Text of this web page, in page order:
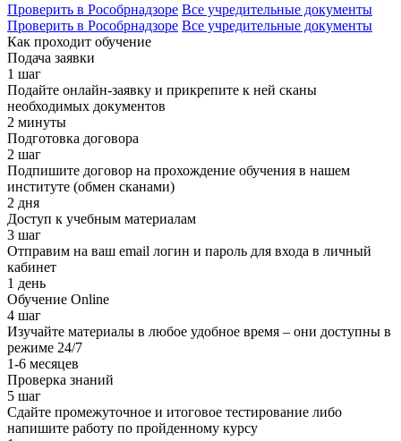
Проверить в Рособрнадзоре Все учредительные документы
Проверить в Рособрнадзоре Все учредительные документы
Как проходит обучение
Подача заявки
1 шаг
Подайте онлайн-заявку и прикрепите к ней сканы
необходимых документов
2 минуты
Подготовка договора
2 шаг
Подпишите договор на прохождение обучения в нашем
институте (обмен сканами)
2 дня
Доступ к учебным материалам
3 шаг
Отправим на ваш email логин и пароль для входа в личный
кабинет
1 день
Обучение Online
4 шаг
Изучайте материалы в любое удобное время – они доступны в
режиме 24/7
1-6 месяцев
Проверка знаний
5 шаг
Сдайте промежуточное и итоговое тестирование либо
напишите работу по пройденному курсу